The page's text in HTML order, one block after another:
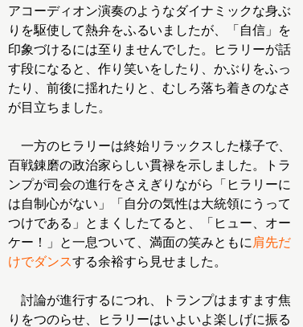
アコーディオン演奏のようなダイナミックな身ぶ
りを駆使して熱弁をふるいましたが、「自信」を
印象づけるには至りませんでした。ヒラリーが話
す段になると、作り笑いをしたり、かぶりをふっ
たり、前後に揺れたりと、むしろ落ち着きのなさ
が目立ちました。
一方のヒラリーは終始リラックスした様子で、
百戦錬磨の政治家らしい貫禄を示しました。トラ
ンプが司会の進行をさえぎりながら「ヒラリーに
は自制心がない」「自分の気性は大統領にうって
つけである」とまくしたてると、「ヒュー、オー
ケー！」と一息ついて、満面の笑みともに 肩先だ
けでダンスする余裕すら見せました。
討論が進行するにつれ、トランプはますます焦
りをつのらせ、ヒラリーはいよいよ楽しげに振る